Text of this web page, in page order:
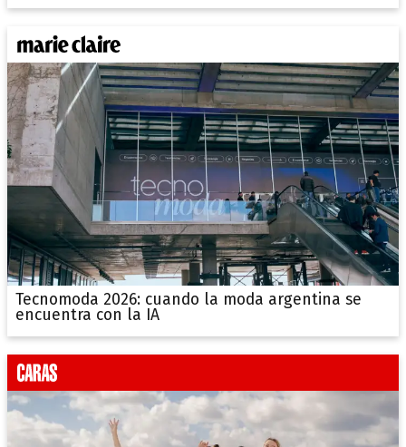
Tecnomoda 2026: cuando la moda argentina se
encuentra con la IA